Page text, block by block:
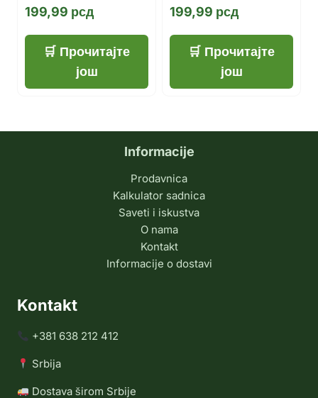
199,99 рсд
Прочитајте
још
199,99 рсд
Прочитајте
још
Informacije
Prodavnica
Kalkulator sadnica
Saveti i iskustva
O nama
Kontakt
Informacije o dostavi
Kontakt
+381 638 212 412
Srbija
Dostava širom Srbije